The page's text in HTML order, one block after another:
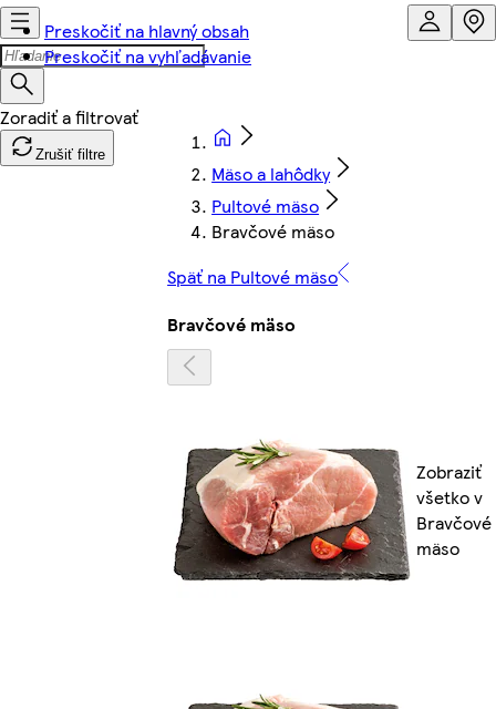
Preskočiť na hlavný obsah
Preskočiť na vyhľadávanie
Zrušiť filtre
Mäso a lahôdky
Pultové mäso
Bravčové mäso
Späť na Pultové mäso
Bravčové mäso
Zobraziť
všetko v
Bravčové
mäso